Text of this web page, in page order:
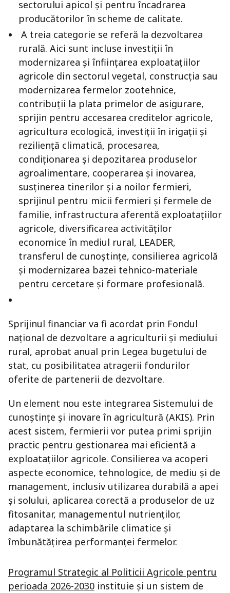
sectorului apicol și pentru încadrarea
producătorilor în scheme de calitate.
A treia categorie se referă la dezvoltarea
rurală. Aici sunt incluse investiții în
modernizarea și înființarea exploatațiilor
agricole din sectorul vegetal, construcția sau
modernizarea fermelor zootehnice,
contribuții la plata primelor de asigurare,
sprijin pentru accesarea creditelor agricole,
agricultura ecologică, investiții în irigații și
reziliență climatică, procesarea,
condiționarea și depozitarea produselor
agroalimentare, cooperarea și inovarea,
susținerea tinerilor și a noilor fermieri,
sprijinul pentru micii fermieri și fermele de
familie, infrastructura aferentă exploatațiilor
agricole, diversificarea activităților
economice în mediul rural, LEADER,
transferul de cunoștințe, consilierea agricolă
și modernizarea bazei tehnico-materiale
pentru cercetare și formare profesională.
Sprijinul financiar va fi acordat prin Fondul
național de dezvoltare a agriculturii și mediului
rural, aprobat anual prin Legea bugetului de
stat, cu posibilitatea atragerii fondurilor
oferite de partenerii de dezvoltare.
Un element nou este integrarea Sistemului de
cunoștințe și inovare în agricultură (AKIS). Prin
acest sistem, fermierii vor putea primi sprijin
practic pentru gestionarea mai eficientă a
exploatațiilor agricole. Consilierea va acoperi
aspecte economice, tehnologice, de mediu și de
management, inclusiv utilizarea durabilă a apei
și solului, aplicarea corectă a produselor de uz
fitosanitar, managementul nutrienților,
adaptarea la schimbările climatice și
îmbunătățirea performanței fermelor.
Programul Strategic al Politicii Agricole pentru
perioada 2026-2030 instituie și un sistem de